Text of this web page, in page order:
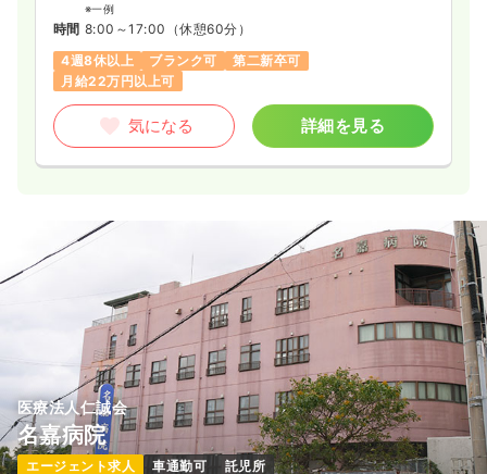
※一例
時間 8:00～17:00 （休憩60分）
4週8休以上
ブランク可
第二新卒可
月給22万円以上可
気になる 詳細を見る
医療法人仁誠会
名嘉病院
エージェント求人 車通勤可 託児所